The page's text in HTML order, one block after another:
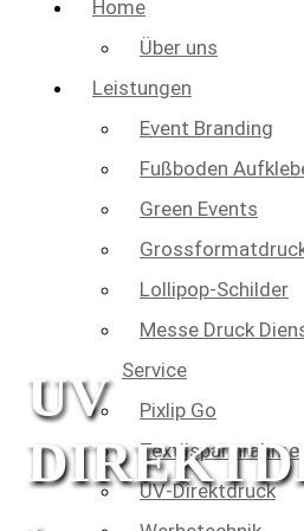
Home
Über uns
Leistungen
Event Branding
Fußboden
Green Events
Lollipop-Schilder
Messe Druck
Service
Pixlip Go
UV-Direktdruck
UV